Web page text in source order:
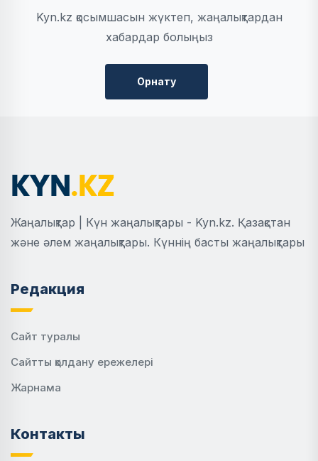
Kyn.kz қосымшасын жүктеп, жаңалықтардан
хабардар болыңыз
Орнату
Жаңалықтар | Күн жаңалықтары - Kyn.kz. Қазақстан
және әлем жаңалықтары. Күннің басты жаңалықтары
Редакция
Сайт туралы
Сайтты қолдану ережелері
Жарнама
Контакты